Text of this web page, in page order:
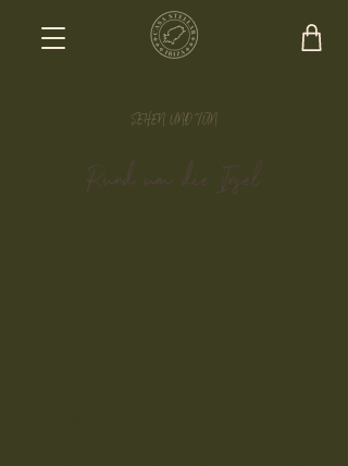
SEHEN UND TUN
Rund um die Insel